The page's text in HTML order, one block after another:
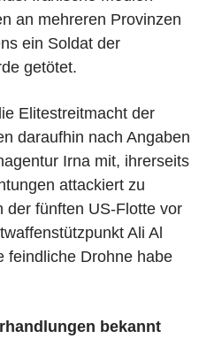
an mehreren Provinzen
ein Soldat der
getötet.
Elitestreitmacht der
daraufhin nach Angaben
Irna mit, ihrerseits
attackiert zu
der fünften US-Flotte vor
Ali Al
feindliche Drohne habe
bekannt